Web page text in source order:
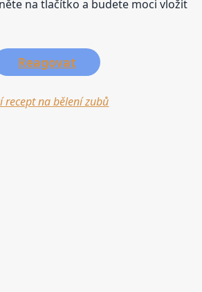
na tlačítko a budete moci vložit
Reagovat
recept na bělení zubů